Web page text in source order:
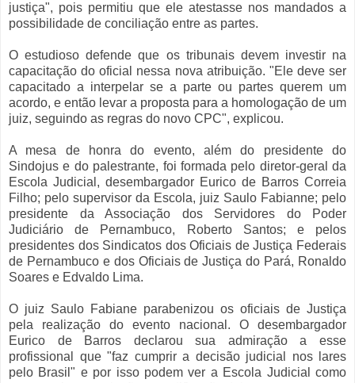
justiça", pois permitiu que ele atestasse nos mandados a
possibilidade de conciliação entre as partes.
O estudioso defende que os tribunais devem investir na
capacitação do oficial nessa nova atribuição. "Ele deve ser
capacitado a interpelar se a parte ou partes querem um
acordo, e então levar a proposta para a homologação de um
juiz, seguindo as regras do novo CPC", explicou.
A mesa de honra do evento, além do presidente do
Sindojus e do palestrante, foi formada pelo diretor-geral da
Escola Judicial, desembargador Eurico de Barros Correia
Filho; pelo supervisor da Escola, juiz Saulo Fabianne; pelo
presidente da Associação dos Servidores do Poder
Judiciário de Pernambuco, Roberto Santos; e pelos
presidentes dos Sindicatos dos Oficiais de Justiça Federais
de Pernambuco e dos Oficiais de Justiça do Pará, Ronaldo
Soares e Edvaldo Lima.
O juiz Saulo Fabiane parabenizou os oficiais de Justiça
pela realização do evento nacional. O desembargador
Eurico de Barros declarou sua admiração a esse
profissional que "faz cumprir a decisão judicial nos lares
pelo Brasil" e por isso podem ver a Escola Judicial como